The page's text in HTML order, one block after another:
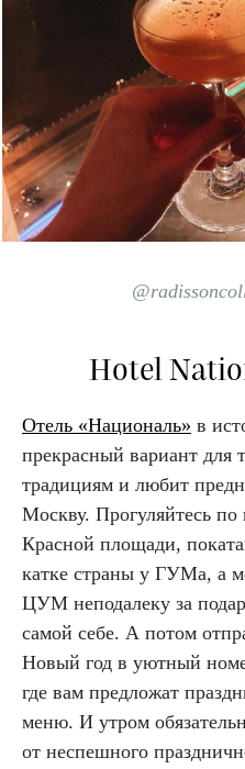
Hotel
Отель «Националь» в
прекрасный вариант для
традициям и любит
Москву. Прогуляйтесь
Красной площади,
катке страны у ГУМа, а
ЦУМ неподалеку за
самой себе. А потом
Новый год в уютный
где вам предложат
меню. И утром
от неспешного